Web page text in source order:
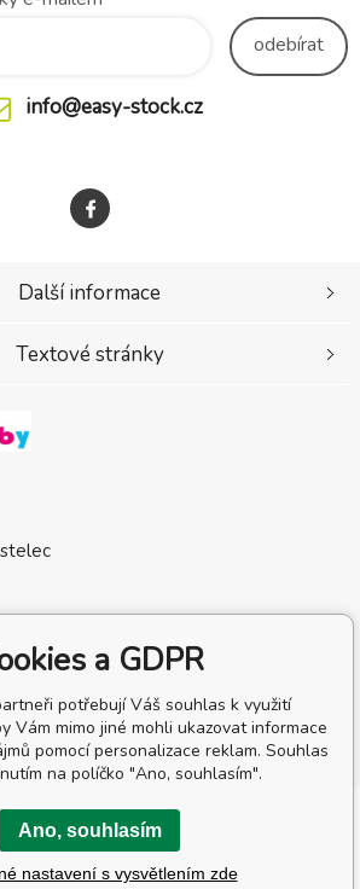
odebírat
info@easy-stock.cz
Další informace
Textové stránky
© 2026 EasyStock s.r.o.
práva vyhrazena.
eshopů BINARGON.cz-Mapa stránek
a GDPR
potřebují Váš souhlas k využití
Vám mimo jiné mohli ukazovat informace
pomocí personalizace reklam. Souhlas
na políčko "Ano, souhlasím".
Ano, souhlasím
nastavení s vysvětlením zde